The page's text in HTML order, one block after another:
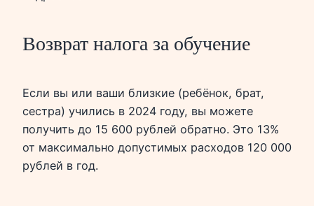
Возврат налога за обучение
Если вы или ваши близкие (ребёнок, брат,
сестра) учились в 2024 году, вы можете
получить до 15 600 рублей обратно. Это 13%
от максимально допустимых расходов 120 000
рублей в год.